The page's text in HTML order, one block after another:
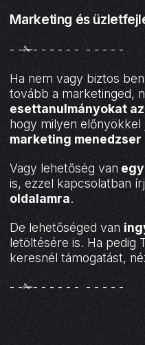
Marketing és
- -✁- - - - - - - - - - -
Ha nem vagy biztos
tovább a marketinged,
esettanulmányokat
hogy milyen előnyökkel
marketing menedzser
Vagy lehetőség van
is, ezzel kapcsolatban
oldalamra.
De lehetőséged van
letöltésére is. Ha pedig
keresnél támogatást,
- -✁- - - - - - - - - - -